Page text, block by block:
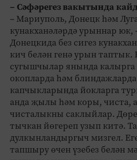
– Сәфәрегез вакытында
– Мариуполь, Донецк һәм
кунакханәләрдә урыннар юк,
Донецкида без сигез
кич белән генә урын таптык.
сугышчылар янында калырга
окопларда һәм
капчыкларында йокларга
анда җылы һәм коры, чиста,
чисталыкны саклыйлар.
тычкан йөгереп узып китә.
дулкынландыргыч мизгел.
тапшыру өчен үзебез белән